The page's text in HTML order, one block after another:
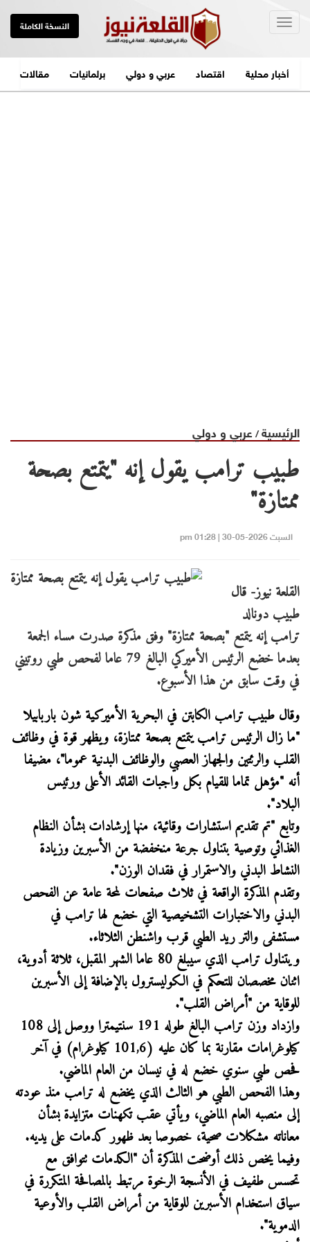
النسخة الكاملة
أخبار محلية اقتصاد عربي و دولي برلمانيات مقالات
الرئيسية/ عربي و دولي
طبيب ترامب يقول إنه "يتمتع بصحة
ممتازة"
السبت 2026-05-30 | 01:28 pm
القلعة نيوز- قال
طبيب دونالد
ترامب إنه يتمتع "بصحة ممتازة" وفق مذكرة صدرت مساء الجمعة
بعدما خضع الرئيس الأميركي البالغ 79 عاما لفحص طبي روتيني
في وقت سابق من هذا الأسبوع.
وقال طبيب ترامب الكابتن في البحرية الأميركية شون باربابيلا
"ما زال الرئيس ترامب يتمتع بصحة ممتازة، ويظهر قوة في وظائف
القلب والرئتين والجهاز العصبي والوظائف البدنية عموما"، مضيفا
أنه "مؤهل تماما للقيام بكل واجبات القائد الأعلى ورئيس
البلاد".
وتابع "تم تقديم استشارات وقائية، منها إرشادات بشأن النظام
الغذائي وتوصية بتناول جرعة منخفضة من الأسبرين وزيادة
النشاط البدني والاستمرار في فقدان الوزن".
وتقدم المذكرة الواقعة في ثلاث صفحات لمحة عامة عن الفحص
البدني والاختبارات التشخيصية التي خضع لها ترامب في
مستشفى والتر ريد الطبي قرب واشنطن الثلاثاء.
ويتناول ترامب الذي سيبلغ 80 عاما الشهر المقبل، ثلاثة أدوية،
اثنان مخصصان للتحكم في الكوليسترول بالإضافة إلى الأسبرين
للوقاية من "أمراض القلب".
وازداد وزن ترامب البالغ طوله 191 سنتيمترا ووصل إلى 108
كيلوغرامات مقارنة بما كان عليه (101,6 كيلوغرام) في آخر
فحص طبي سنوي خضع له في نيسان من العام الماضي.
وهذا الفحص الطبي هو الثالث الذي يخضع له ترامب منذ عودته
إلى منصبه العام الماضي، ويأتي عقب تكهنات متزايدة بشأن
معاناته مشكلات صحية، خصوصا بعد ظهور كدمات على يديه.
وفيما يخص ذلك أوضحت المذكرة أن "الكدمات تتوافق مع
تحسس طفيف في الأنسجة الرخوة مرتبط بالمصافحة المتكررة في
سياق استخدام الأسبرين للوقاية من أمراض القلب والأوعية
الدموية".